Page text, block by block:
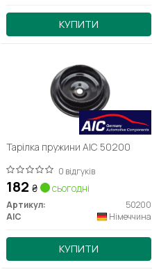
КУПИТИ
Тарілка пружини AIC 50200
0 відгуків
182 ₴ сьогодні
Артикул:
50200
AIC
Німеччина
КУПИТИ